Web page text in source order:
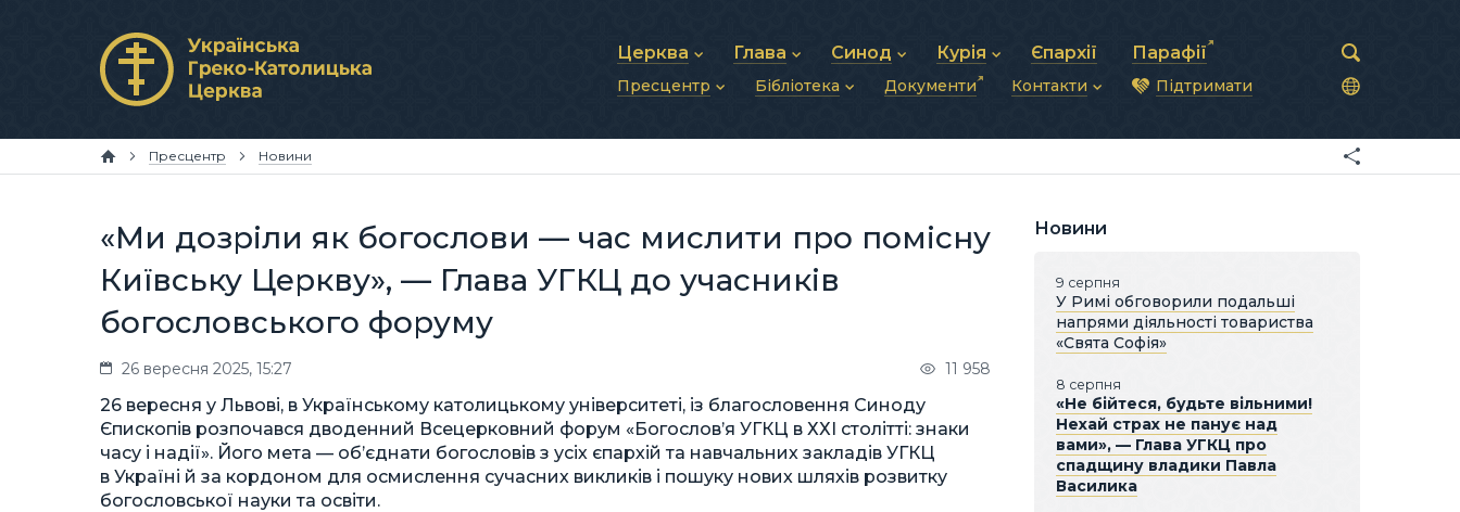
Церква
Про УГКЦ
Структура УГКЦ
Глава
Блаженніший Святослав
Фотографії
Синод
Синод Єпископів
Митрополичі Синоди
Курія
Душпастирська рада
Зв’язки та комунікації
Єпархії Парафії
Пресцентр
Публікації
Фото та відео
Архів новин (2013–2022)
Бібліотека
Молитви
Документи Контакти
Синоди Єпископів
Патріарша курія
Підтримати
Пресцентр Новини
«Ми дозріли як богослови — час мислити про помісну
Київську Церкву», — Глава УГКЦ до учасників
богословського форуму
26 вересня 2025, 15:27 11 958
26 вересня у Львові, в Українському католицькому університеті, із благословення Синоду
Єпископів розпочався дводенний Всецерковний форум «Богослов’я УГКЦ в ХХІ столітті: знаки
часу і надії». Його мета — об’єднати богословів з усіх єпархій та навчальних закладів УГКЦ
в Україні й за кордоном для осмислення сучасних викликів і пошуку нових шляхів розвитку
богословської науки та освіти.
Новини
9 серпня
У Римі обговорили подальші
напрями діяльності товариства
«Свята Софія»
8 серпня
«Не бійтеся, будьте вільними!
Нехай страх не панує над
вами», — Глава УГКЦ про
спадщину владики Павла
Василика